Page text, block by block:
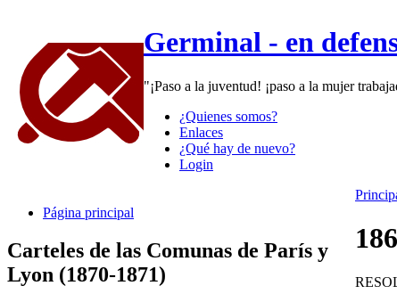
Germinal - en
"¡Paso a la juventud! ¡paso a la mujer
¿Quienes somos?
Enlaces
¿Qué hay de nuevo?
Login
Página principal
Carteles de las Comunas de París y
Lyon (1870-1871)